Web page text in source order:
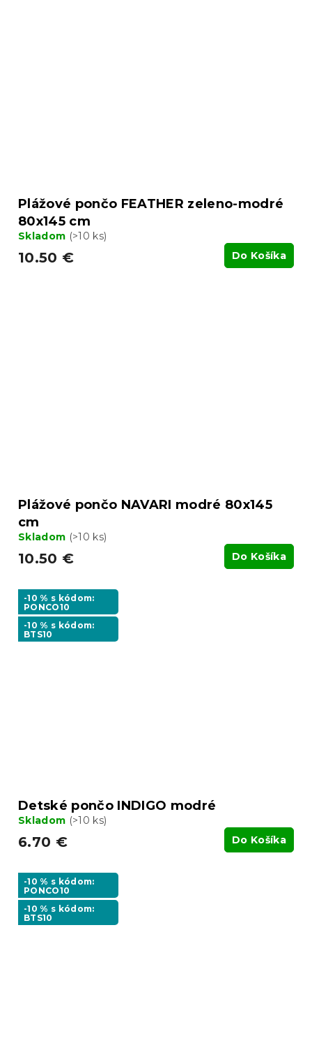
Plážové pončo FEATHER zeleno-modré
80x145 cm
Skladom (>10 ks)
10.50 € Do Košíka
Plážové pončo NAVARI modré 80x145
cm
Skladom (>10 ks)
10.50 € Do Košíka
-10 % s kódom:
PONCO10
-10 % s kódom:
BTS10
Detské pončo INDIGO modré
Skladom (>10 ks)
6.70 € Do Košíka
-10 % s kódom:
PONCO10
-10 % s kódom:
BTS10